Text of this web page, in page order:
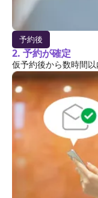
予約後
2. 予約が確定
仮予約後から数時間以